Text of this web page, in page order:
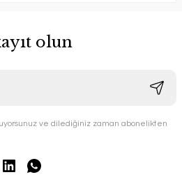
olun
ve dilediğiniz zaman abonelikten